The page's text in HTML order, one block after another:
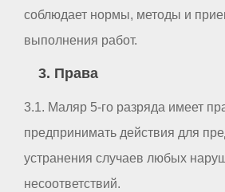
соблюдает нормы, методы и
выполнения работ.
3. Права
3.1. Маляр 5-го разряда имеет
предпринимать действия для
устранения случаев любых
несоответствий.